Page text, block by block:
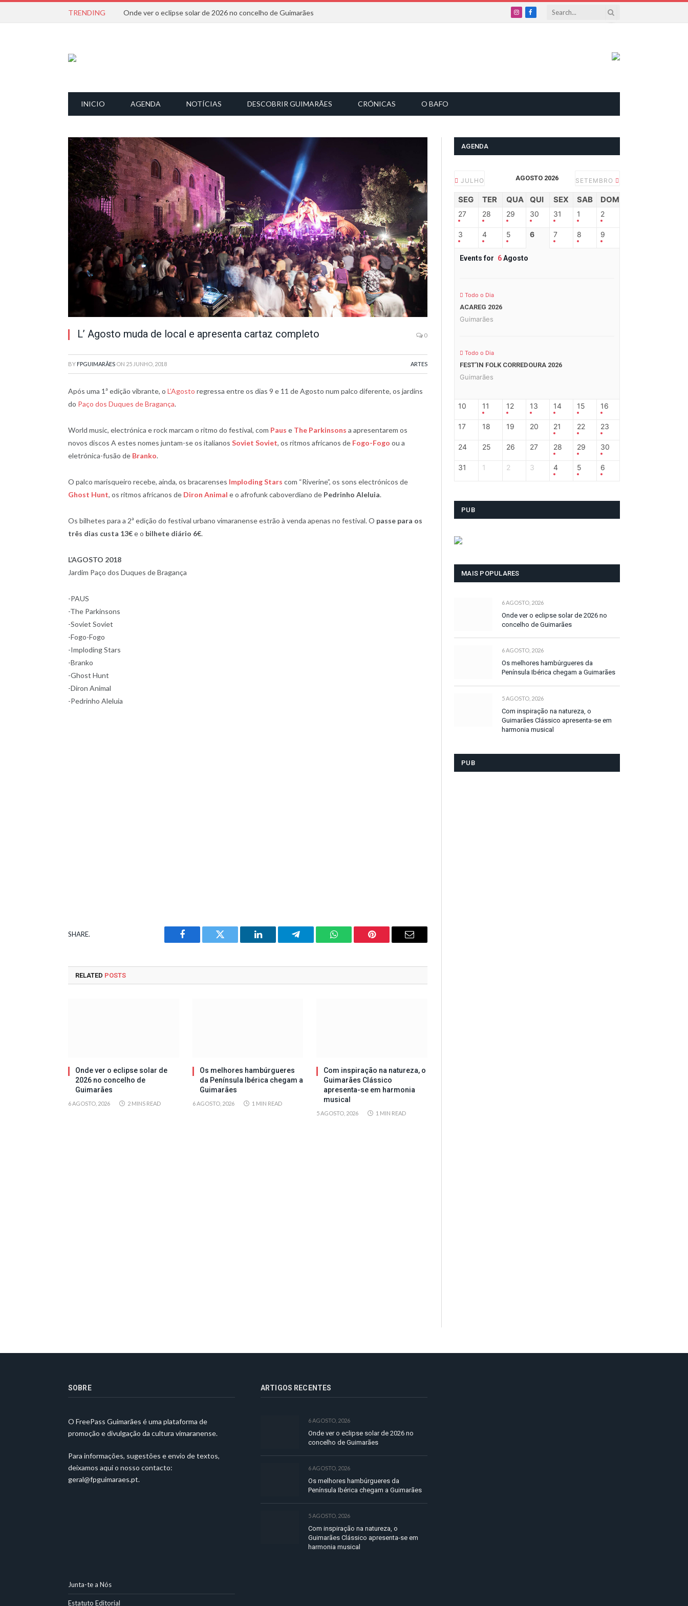
TRENDING Onde ver o eclipse solar de 2026 no concelho de Guimarães
InstagramFacebook
INICIO AGENDA NOTÍCIAS DESCOBRIR GUIMARÃES CRÓNICAS O BAFO
L’ Agosto muda de local e apresenta cartaz completo 0
BY FPGUIMARÃES ON 25 JUNHO, 2018 ARTES
Após uma 1ª edição vibrante, o L’Agosto regressa entre os dias 9 e 11 de Agosto num palco diferente, os jardins
do Paço dos Duques de Bragança.
World music, electrónica e rock marcam o ritmo do festival, com Paus e The Parkinsons a apresentarem os
novos discos A estes nomes juntam-se os italianos Soviet Soviet, os ritmos africanos de Fogo-Fogo ou a
eletrónica-fusão de Branko.
O palco marisqueiro recebe, ainda, os bracarenses Imploding Stars com “Riverine”, os sons electrónicos de
Ghost Hunt, os ritmos africanos de Diron Animal e o afrofunk caboverdiano de Pedrinho Aleluia.
Os bilhetes para a 2ª edição do festival urbano vimaranense estrão à venda apenas no festival. O passe para os
três dias custa 13€e o bilhete diário 6€.
L’AGOSTO 2018
Jardim Paço dos Duques de Bragança
-PAUS
-The Parkinsons
-Soviet Soviet
-Fogo-Fogo
-Imploding Stars
-Branko
-Ghost Hunt
-Diron Animal
-Pedrinho Aleluia
SHARE.
Facebook Twitter LinkedIn Telegram WhatsAppPinterest Email
RELATED POSTS
Onde ver o eclipse solar de
2026 no concelho de
Guimarães
6 AGOSTO, 2026 2 MINS READ
Os melhores hambúrgueres
da Península Ibérica chegam a
Guimarães
6 AGOSTO, 2026 1 MIN READ
Com inspiração na natureza, o
Guimarães Clássico
apresenta-se em harmonia
musical
5 AGOSTO, 2026 1 MIN READ
AGENDA
JULHO AGOSTO 2026 SETEMBRO
SEG TER QUA QUI SEX SAB DOM
27 28 29 30 31 1 2
3 4 5 6 7 8 9
Events for 6Agosto
Todo o Dia
ACAREG 2026
Guimarães
Todo o Dia
FEST’IN FOLK CORREDOURA 2026
Guimarães
10 11 12 13 14 15 16
17 18 19 20 21 22 23
24 25 26 27 28 29 30
31 1 2 3 4 5 6
PUB
MAIS POPULARES
6 AGOSTO, 2026
Onde ver o eclipse solar de 2026 no
concelho de Guimarães
6 AGOSTO, 2026
Os melhores hambúrgueres da
Península Ibérica chegam a Guimarães
5 AGOSTO, 2026
Com inspiração na natureza, o
Guimarães Clássico apresenta-se em
harmonia musical
PUB
SOBRE
O FreePass Guimarães é uma plataforma de
promoção e divulgação da cultura vimaranense.
Para informações, sugestões e envio de textos,
deixamos aqui o nosso contacto:
geral@fpguimaraes.pt.
ARTIGOS RECENTES
6 AGOSTO, 2026
Onde ver o eclipse solar de 2026 no
concelho de Guimarães
6 AGOSTO, 2026
Os melhores hambúrgueres da
Península Ibérica chegam a Guimarães
5 AGOSTO, 2026
Com inspiração na natureza, o
Guimarães Clássico apresenta-se em
harmonia musical
Junta-te a Nós
Estatuto Editorial